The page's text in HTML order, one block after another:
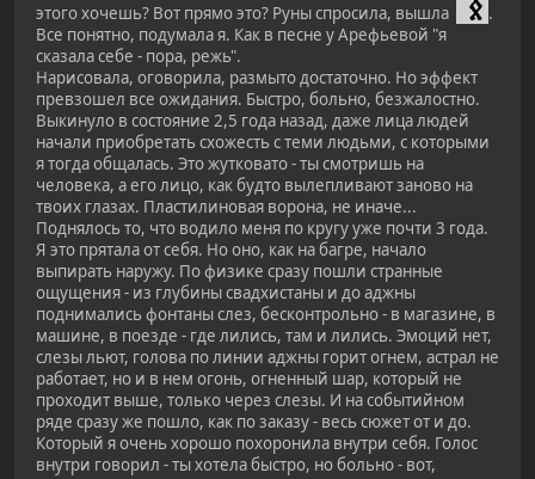
этого хочешь? Вот прямо это? Руны спросила, вышла
.
Все понятно, подумала я. Как в песне у Арефьевой "я
сказала себе - пора, режь".
Нарисовала, оговорила, размыто достаточно. Но эффект
превзошел все ожидания. Быстро, больно, безжалостно.
Выкинуло в состояние 2,5 года назад, даже лица людей
начали приобретать схожесть с теми людьми, с которыми
я тогда общалась. Это жутковато - ты смотришь на
человека, а его лицо, как будто вылепливают заново на
твоих глазах. Пластилиновая ворона, не иначе...
Поднялось то, что водило меня по кругу уже почти 3 года.
Я это прятала от себя. Но оно, как на багре, начало
выпирать наружу. По физике сразу пошли странные
ощущения - из глубины свадхистаны и до аджны
поднимались фонтаны слез, бесконтрольно - в магазине, в
машине, в поезде - где лились, там и лились. Эмоций нет,
слезы льют, голова по линии аджны горит огнем, астрал не
работает, но и в нем огонь, огненный шар, который не
проходит выше, только через слезы. И на событийном
ряде сразу же пошло, как по заказу - весь сюжет от и до.
Который я очень хорошо похоронила внутри себя. Голос
внутри говорил - ты хотела быстро, но больно - вот,